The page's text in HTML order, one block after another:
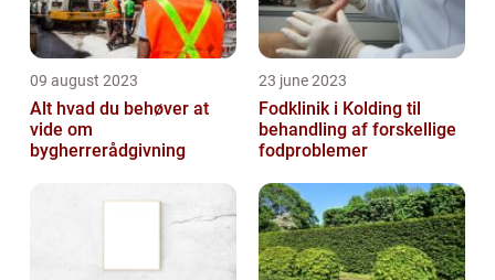
09 august 2023
Alt hvad du behøver at
vide om
bygherrerådgivning
23 june 2023
Fodklinik i Kolding til
behandling af forskellige
fodproblemer